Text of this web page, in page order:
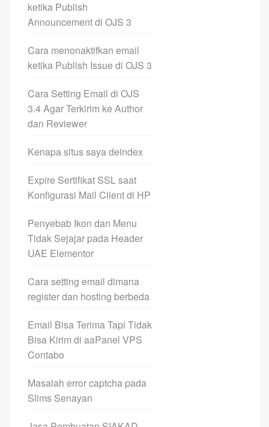
ketika Publish
Announcement di OJS 3
Cara menonaktifkan email
ketika Publish Issue di OJS 3
Cara Setting Email di OJS
3.4 Agar Terkirim ke Author
dan Reviewer
Kenapa situs saya deindex
Expire Sertifikat SSL saat
Konfigurasi Mail Client di HP
Penyebab Ikon dan Menu
Tidak Sejajar pada Header
UAE Elementor
Cara setting email dimana
register dan hosting berbeda
Email Bisa Terima Tapi Tidak
Bisa Kirim di aaPanel VPS
Contabo
Masalah error captcha pada
Slims Senayan